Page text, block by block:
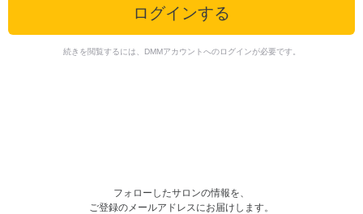
ログインする
続きを閲覧するには、DMMアカウントへのログインが必要です。
フォローしたサロンの情報を、
ご登録のメールアドレスにお届けします。